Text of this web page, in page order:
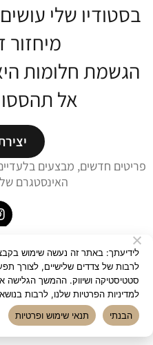
בסטודיו שלי
מיחזור
הגשמת חלומות
אל
פריטים חדשים, מבצעים
האינסטגרם
הסטודיו בארטורה
הפילוסופיה
בלוג
מדריך מידות
תנאי שימוש
© 2025 Ravit Mahalal - All Rights Reserved
לרבות של צדדים שלישיים, לצורך
סטטיסטיקה ושיווק. ההמשך
למדיניות הפרטיות שלנו, לרבות בנושא
הבנתי
תנאי שימוש ופרטיות